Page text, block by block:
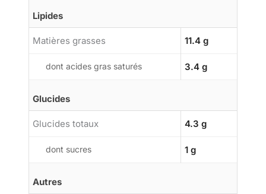
Lipides
Matières grasses 11.4 g
dont acides gras saturés 3.4 g
Glucides
Glucides totaux 4.3 g
dont sucres 1 g
Autres